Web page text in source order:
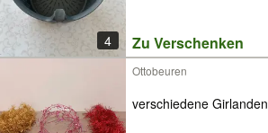
4 Zu Verschenken
Ottobeuren
verschiedene Girlanden